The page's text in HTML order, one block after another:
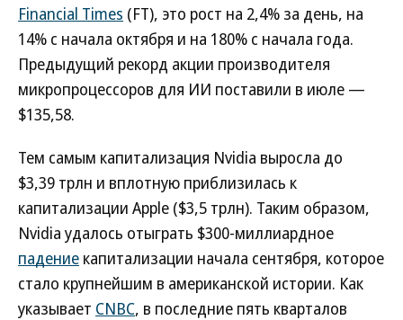
Financial Times (FT), это рост на 2,4% за день, на
14% с начала октября и на 180% с начала года.
Предыдущий рекорд акции производителя
микропроцессоров для ИИ поставили в июле —
$135,58.
Тем самым капитализация Nvidia выросла до
$3,39 трлн и вплотную приблизилась к
капитализации Apple ($3,5 трлн). Таким образом,
Nvidia удалось отыграть $300-миллиардное
падение капитализации начала сентября, которое
стало крупнейшим в американской истории. Как
указывает CNBC, в последние пять кварталов